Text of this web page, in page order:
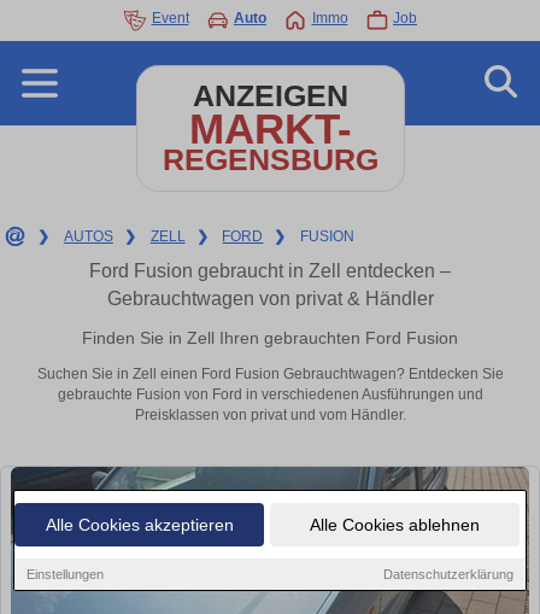
Alle Cookies akzeptieren Alle Cookies ablehnen
Einstellungen Datenschutzerklärung
Event Auto Immo Job
ANZEIGEN
MARKT-
REGENSBURG
❯ AUTOS ❯ ZELL ❯ FORD ❯ FUSION
Ford Fusion gebraucht in Zell entdecken –
Gebrauchtwagen von privat & Händler
Finden Sie in Zell Ihren gebrauchten Ford Fusion
Suchen Sie in Zell einen Ford Fusion Gebrauchtwagen? Entdecken Sie
gebrauchte Fusion von Ford in verschiedenen Ausführungen und
Preisklassen von privat und vom Händler.